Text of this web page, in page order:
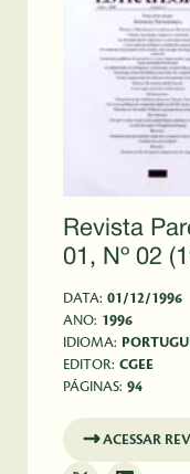
Revista
01, Nº 02
DATA: 01/12/1996
ANO: 1996
IDIOMA:
EDITOR: CGEE
PÁGINAS: 94
ACESSAR